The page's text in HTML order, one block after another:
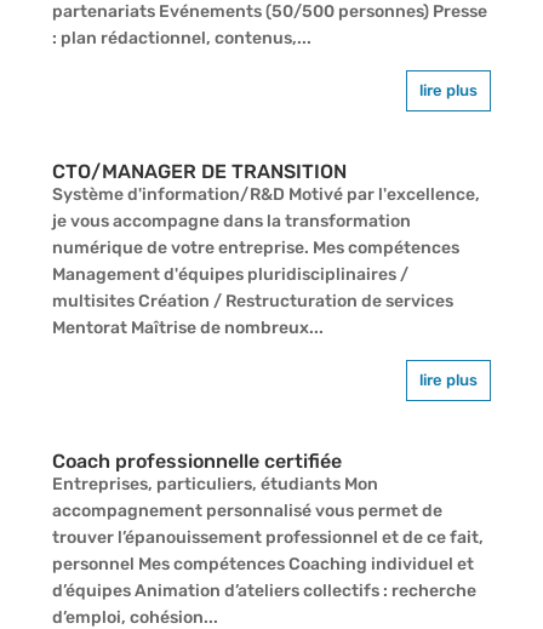
partenariats Evénements (50/500 personnes) Presse
: plan rédactionnel, contenus,...
lire plus
CTO/MANAGER DE TRANSITION
Système d'information/R&D Motivé par l'excellence,
je vous accompagne dans la transformation
numérique de votre entreprise. Mes compétences
Management d'équipes pluridisciplinaires /
multisites Création / Restructuration de services
Mentorat Maîtrise de nombreux...
lire plus
Coach professionnelle certifiée
Entreprises, particuliers, étudiants Mon
accompagnement personnalisé vous permet de
trouver l’épanouissement professionnel et de ce fait,
personnel Mes compétences Coaching individuel et
d’équipes Animation d’ateliers collectifs : recherche
d’emploi, cohésion...